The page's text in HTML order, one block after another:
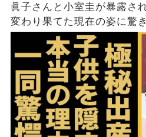
眞子さんと小室圭が暴露さ
変わり果てた現在の姿に驚
の長女がアメリカで極秘出
ヤバいO癖に言葉を失う...